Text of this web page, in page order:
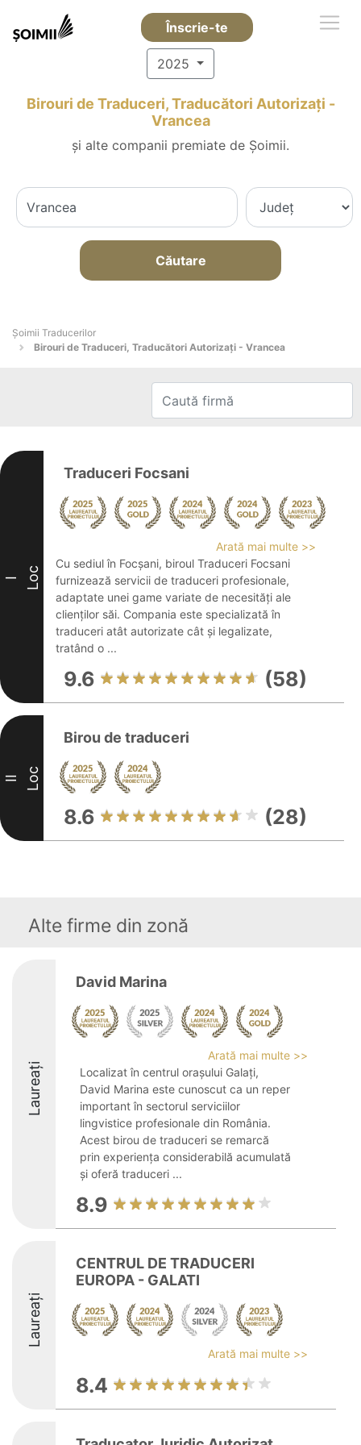
Înscrie-te
2025
Birouri de Traduceri, Traducători Autorizați -
Vrancea
și alte companii premiate de Șoimii.
Căutare
Șoimii Traducerilor
Birouri de Traduceri, Traducători Autorizați - Vrancea
I Loc
Traduceri Focsani
Arată mai multe >>
Cu sediul în Focșani, biroul Traduceri Focsani
furnizează servicii de traduceri profesionale,
adaptate unei game variate de necesități ale
clienților săi. Compania este specializată în
traduceri atât autorizate cât și legalizate,
tratând o ...
9.6 (58)
II Loc
Birou de traduceri
8.6 (28)
Alte firme din zonă
Laureați
David Marina
Arată mai multe >>
Localizat în centrul orașului Galați,
David Marina este cunoscut ca un reper
important în sectorul serviciilor
lingvistice profesionale din România.
Acest birou de traduceri se remarcă
prin experiența considerabilă acumulată
și oferă traduceri ...
8.9
Laureați
CENTRUL DE TRADUCERI
EUROPA - GALATI
Arată mai multe >>
8.4